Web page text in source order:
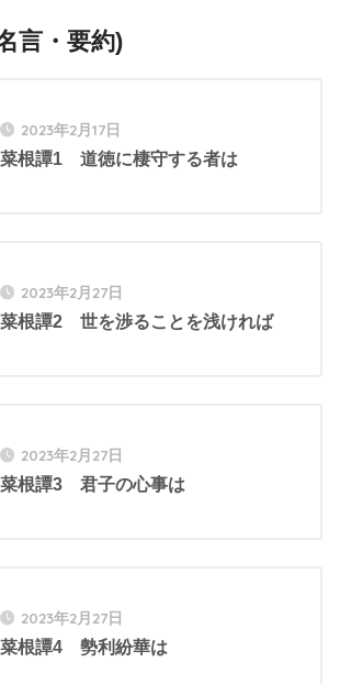
言・要約)
2023年2月17日
菜根譚1 道徳に棲守する者は
2023年2月27日
菜根譚2 世を渉ることを浅ければ
2023年2月27日
菜根譚3 君子の心事は
2023年2月27日
菜根譚4 勢利紛華は